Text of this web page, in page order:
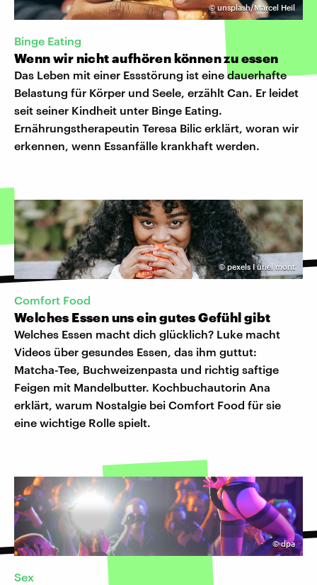
©unsplash/Marcel Heil
Binge Eating
Wenn wir nicht aufhören können zu essen
Das Leben mit einer Essstörung ist eine dauerhafte
Belastung für Körper und Seele, erzählt Can. Er leidet
seit seiner Kindheit unter Binge Eating.
Ernährungstherapeutin Teresa Bilic erklärt, woran wir
erkennen, wenn Essanfälle krankhaft werden.
©pexels I uriel mont
Comfort Food
Welches Essen uns ein gutes Gefühl gibt
Welches Essen macht dich glücklich? Luke macht
Videos über gesundes Essen, das ihm guttut:
Matcha-Tee, Buchweizenpasta und richtig saftige
Feigen mit Mandelbutter. Kochbuchautorin Ana
erklärt, warum Nostalgie bei Comfort Food für sie
eine wichtige Rolle spielt.
©dpa
Sex